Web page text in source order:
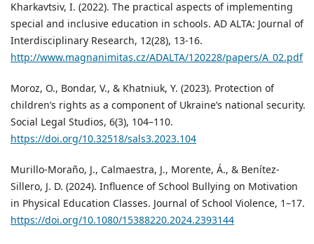
Kharkavtsiv, I. (2022). Тhe practical aspects of implementing
special and inclusive education in schools. AD ALTA: Journal of
Interdisciplinary Research, 12(28), 13-16.
http://www.magnanimitas.cz/ADALTA/120228/papers/A_02.pdf
Moroz, O., Bondar, V., & Khatniuk, Y. (2023). Protection of
children’s rights as a component of Ukraine’s national security.
Social Legal Studios, 6(3), 104–110.
https://doi.org/10.32518/sals3.2023.104
Murillo-Moraño, J., Calmaestra, J., Morente, Á., & Benítez-
Sillero, J. D. (2024). Influence of School Bullying on Motivation
in Physical Education Classes. Journal of School Violence, 1–17.
https://doi.org/10.1080/15388220.2024.2393144